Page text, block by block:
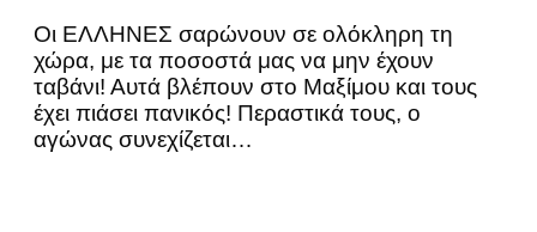
Οι ΕΛΛΗΝΕΣ σαρώνουν σε ολόκληρη τη
χώρα, με τα ποσοστά μας να μην έχουν
ταβάνι! Αυτά βλέπουν στο Μαξίμου και τους
έχει πιάσει πανικός! Περαστικά τους, ο
αγώνας συνεχίζεται…